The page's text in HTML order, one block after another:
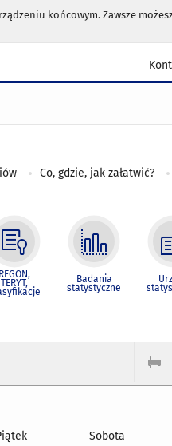
końcowym. Zawsze
Co, gdzie, jak załatwić?
REGON,
TERYT, Badania
statystyczne
Sobota